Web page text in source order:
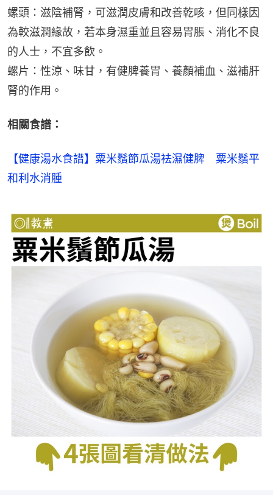
螺頭：滋陰補腎，可滋潤皮膚和改善乾咳，但同樣因
為較滋潤緣故，若本身濕重並且容易胃脹、消化不良
的人士，不宜多飲。
螺片：性涼、味甘，有健脾養胃、養顏補血、滋補肝
腎的作用。
相關食譜：
【健康湯水食譜】粟米鬚節瓜湯袪濕健脾　粟米鬚平
和利水消腫